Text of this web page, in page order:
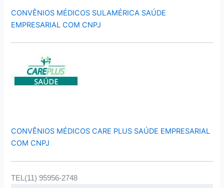
CONVÊNIOS MÉDICOS SULAMÉRICA SAÚDE
EMPRESARIAL COM CNPJ
CONVÊNIOS MÉDICOS CARE PLUS SAÚDE EMPRESARIAL
COM CNPJ
TEL(11) 95956-2748